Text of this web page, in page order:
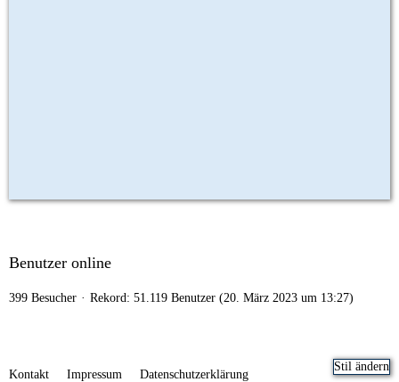
Benutzer online
399 Besucher Rekord: 51.119 Benutzer (20. März 2023 um 13:27)
Stil ändern
Kontakt Impressum Datenschutzerklärung